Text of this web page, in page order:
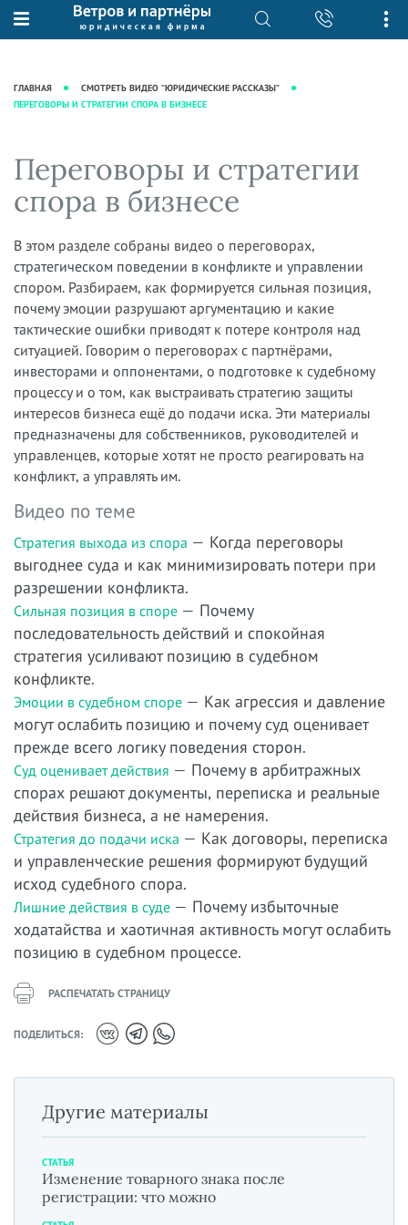
О нас
Рекомендации
Преимущества юридической
фирмы
Кейсы
Вакансии
Юридические услуги
Интеллектуальная собственность
Налоговая практика
Сопровождение бизнеса
Ведение уголовных дел
Защита активов
Ведение дел о банкротстве
База знаний
практики"
Новости
Аудиоподкасты
Видеоподкасты
Справочная
Вопросы-ответы
Вебинары и семинары
Прямые эфиры
ГЛАВНАЯ
СМОТРЕТЬ ВИДЕО “ЮРИДИЧЕСКИЕ РАССКАЗЫ”
ПЕРЕГОВОРЫ И СТРАТЕГИИ СПОРА В БИЗНЕСЕ
Переговоры и стратегии
спора в бизнесе
В этом разделе собраны видео о переговорах,
стратегическом поведении в конфликте и управлении
спором. Разбираем, как формируется сильная позиция,
почему эмоции разрушают аргументацию и какие
тактические ошибки приводят к потере контроля над
ситуацией. Говорим о переговорах с партнёрами,
инвесторами и оппонентами, о подготовке к судебному
процессу и о том, как выстраивать стратегию защиты
интересов бизнеса ещё до подачи иска. Эти материалы
предназначены для собственников, руководителей и
управленцев, которые хотят не просто реагировать на
конфликт, а управлять им.
Видео по теме
Стратегия выхода из спора — Когда переговоры
выгоднее суда и как минимизировать потери при
разрешении конфликта.
Сильная позиция в споре — Почему
последовательность действий и спокойная
стратегия усиливают позицию в судебном
конфликте.
Эмоции в судебном споре — Как агрессия и давление
могут ослабить позицию и почему суд оценивает
прежде всего логику поведения сторон.
Суд оценивает действия — Почему в арбитражных
спорах решают документы, переписка и реальные
действия бизнеса, а не намерения.
Стратегия до подачи иска — Как договоры, переписка
и управленческие решения формируют будущий
исход судебного спора.
Лишние действия в суде — Почему избыточные
ходатайства и хаотичная активность могут ослабить
позицию в судебном процессе.
РАСПЕЧАТАТЬ СТРАНИЦУ
ПОДЕЛИТЬСЯ:
Другие материалы
СТАТЬЯ
Изменение товарного знака после
регистрации: что можно